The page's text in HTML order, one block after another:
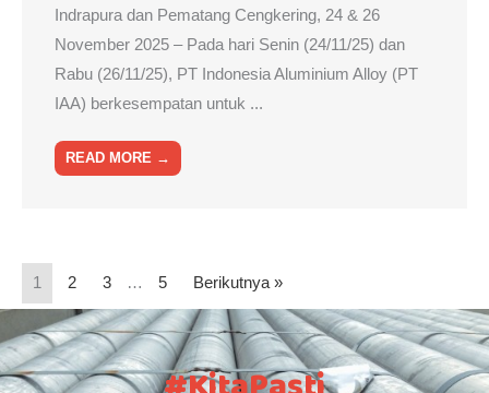
Indrapura dan Pematang Cengkering, 24 & 26
November 2025 – Pada hari Senin (24/11/25) dan
Rabu (26/11/25), PT Indonesia Aluminium Alloy (PT
IAA) berkesempatan untuk ...
READ MORE →
1 2 3 … 5 Berikutnya »